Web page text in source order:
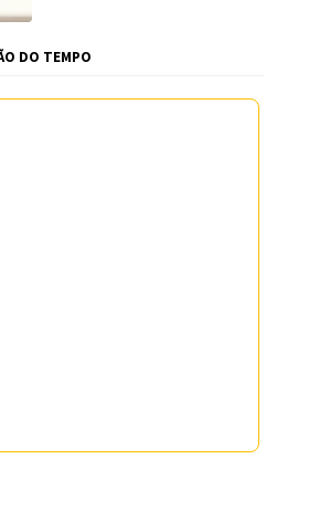
DO TEMPO